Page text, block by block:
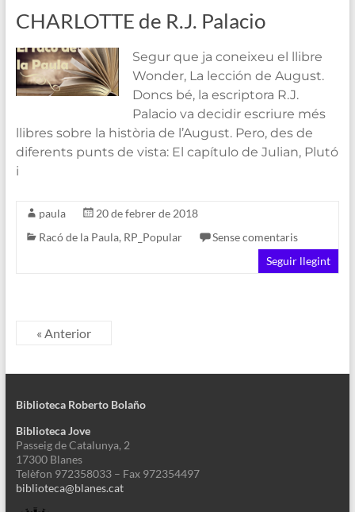
CHARLOTTE de R.J. Palacio
Segur que ja coneixeu el llibre
Wonder, La lección de August.
Doncs bé, la escriptora R.J.
Palacio va decidir escriure més
llibres sobre la història de l’August. Pero, des de
diferents punts de vista: El capítulo de Julian, Plutó
i
paula
20 de febrer de 2018
Racó de la Paula, RP_Popular
Sense comentaris
Seguir llegint
« Anterior
Biblioteca Roberto Bolaño
Biblioteca Jove
Passeig de Catalunya, 2
17300 Blanes
Telèfon 972358033 – Fax 972354497
biblioteca@blanes.cat